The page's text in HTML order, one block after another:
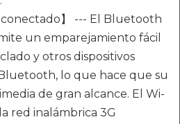
】 --- El Bluetooth
un emparejamiento fácil
y otros dispositivos
lo que hace que su
de gran alcance. El Wi-
red inalámbrica 3G